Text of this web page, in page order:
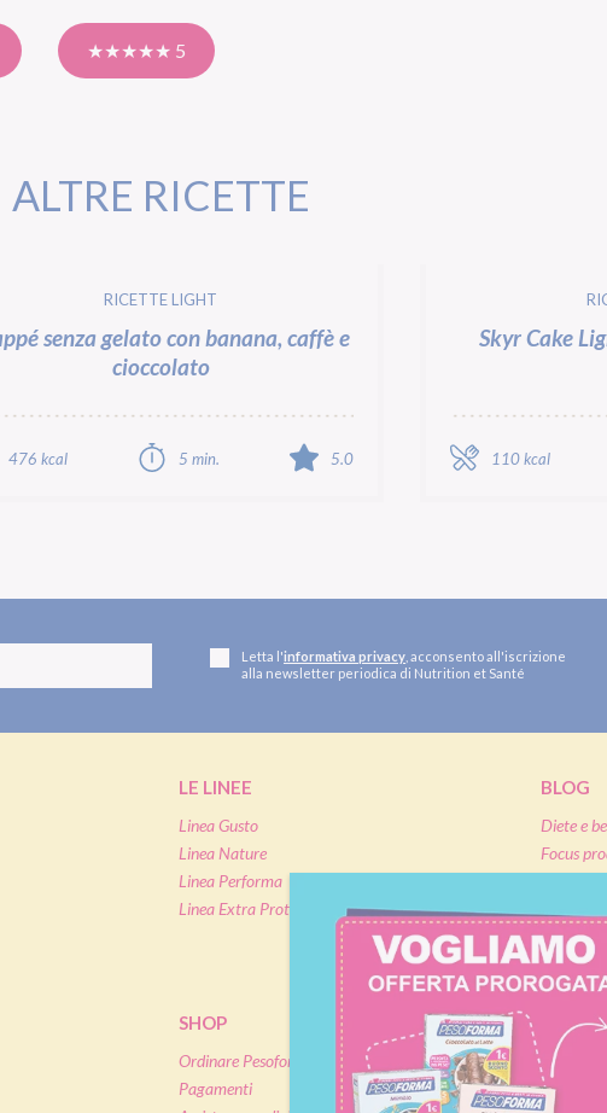
★★★★★ 5
ALTRE RICETTE
RICETTE LIGHT
senza gelato con banana, caffè e
cioccolato
476 kcal 5 min. 5.0
Skyr Cake
110 kcal
Letta l'informativa privacy, acconsento all'iscrizione
alla newsletter periodica di Nutrition et Santé
LE LINEE
Linea Gusto
Linea Nature
Linea Performa
Linea Extra Protein
BLOG
Diete e
Focus
Eventi e
SHOP
Ordinare Pesoforma online
Pagamenti
FAQ